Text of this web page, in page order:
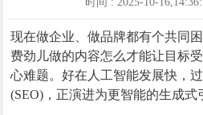
现在做企业、做品牌都有个共同
费劲儿做的内容怎么才能让目标
心难题。好在人工智能发展快，
(SEO)，正演进为更智能的生成式